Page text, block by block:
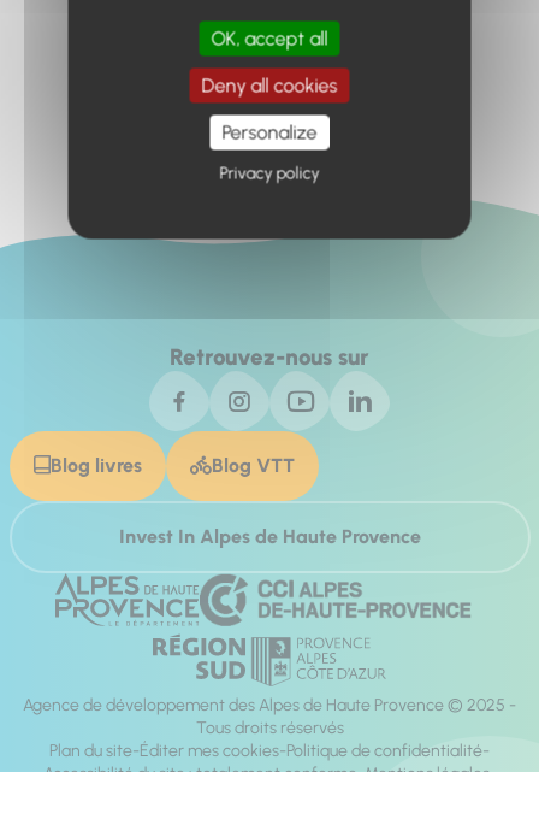
Retour à l'accueil
Retrouvez-nous sur
Blog livres Blog VTT
Invest In Alpes de Haute Provence
Agence de développement des Alpes de Haute Provence © 2025 -
Tous droits réservés
Plan du site Éditer mes cookies Politique de confidentialité
Accessibilité du site : totalement conforme Mentions légales
OK, accept all
Deny all cookies
Personalize
Privacy policy